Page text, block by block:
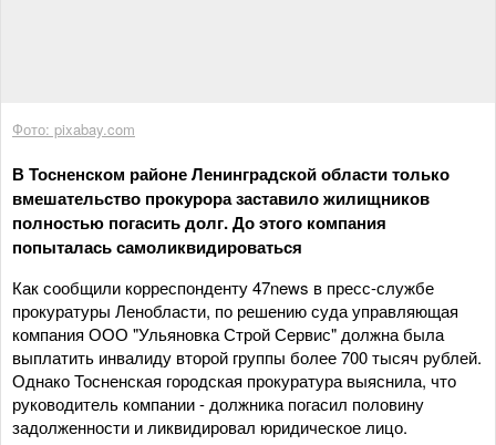
Фото: pixabay.com
В Тосненском районе Ленинградской области только
вмешательство прокурора заставило жилищников
полностью погасить долг. До этого компания
попыталась самоликвидироваться
Как сообщили корреспонденту 47news в пресс-службе
прокуратуры Ленобласти, по решению суда управляющая
компания ООО "Ульяновка Строй Сервис" должна была
выплатить инвалиду второй группы более 700 тысяч рублей.
Однако Тосненская городская прокуратура выяснила, что
руководитель компании - должника погасил половину
задолженности и ликвидировал юридическое лицо.